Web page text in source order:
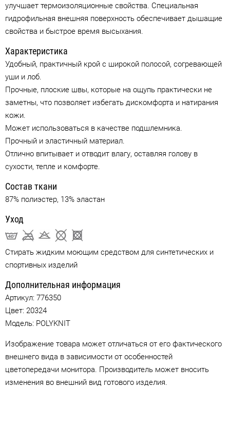
улучшает термоизоляционные свойства. Специальная
гидрофильная внешняя поверхность обеспечивает дышащие
свойства и быстрое время высыхания.
Характеристика
Удобный, практичный крой с широкой полосой, согревающей
уши и лоб.
Прочные, плоские швы, которые на ощупь практически не
заметны, что позволяет избегать дискомфорта и натирания
кожи.
Может использоваться в качестве подшлемника.
Прочный и эластичный материал.
Отлично впитывает и отводит влагу, оставляя голову в
сухости, тепле и комфорте.
Состав ткани
87% полиэстер, 13% эластан
Уход
Стирать жидким моющим средством для синтетических и
спортивных изделий
Дополнительная информация
Артикул: 776350
Цвет: 20324
Модель: POLYKNIT
Изображение товара может отличаться от его фактического
внешнего вида в зависимости от особенностей
цветопередачи монитора. Производитель может вносить
изменения во внешний вид готового изделия.